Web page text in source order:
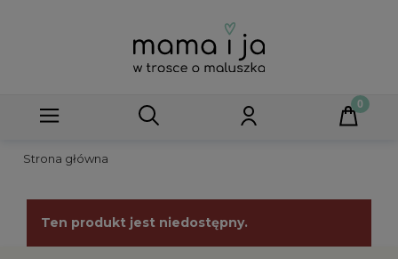
Strona główna
Ten produkt jest niedostępny.